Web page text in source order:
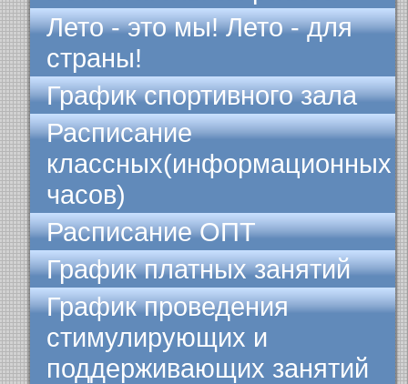
Лето - это мы! Лето - для
страны!
График спортивного зала
Расписание
классных(информационных
часов)
Расписание ОПТ
График платных занятий
График проведения
стимулирующих и
поддерживающих занятий